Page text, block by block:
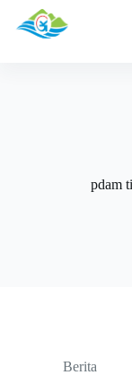
content
pdam
Berita